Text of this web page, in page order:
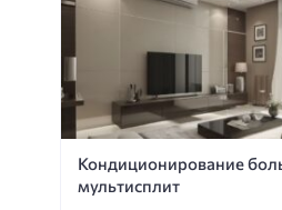
Кондиционирование
мультисплит